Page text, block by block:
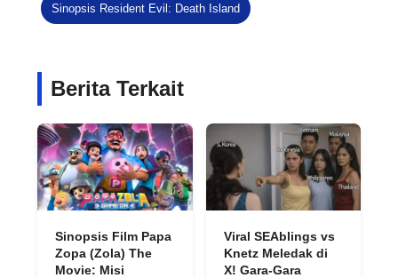
Sinopsis Resident Evil: Death Island
Berita Terkait
Sinopsis Film Papa
Zopa (Zola) The
Movie: Misi
Viral SEAblings vs
Knetz Meledak di
X! Gara-Gara